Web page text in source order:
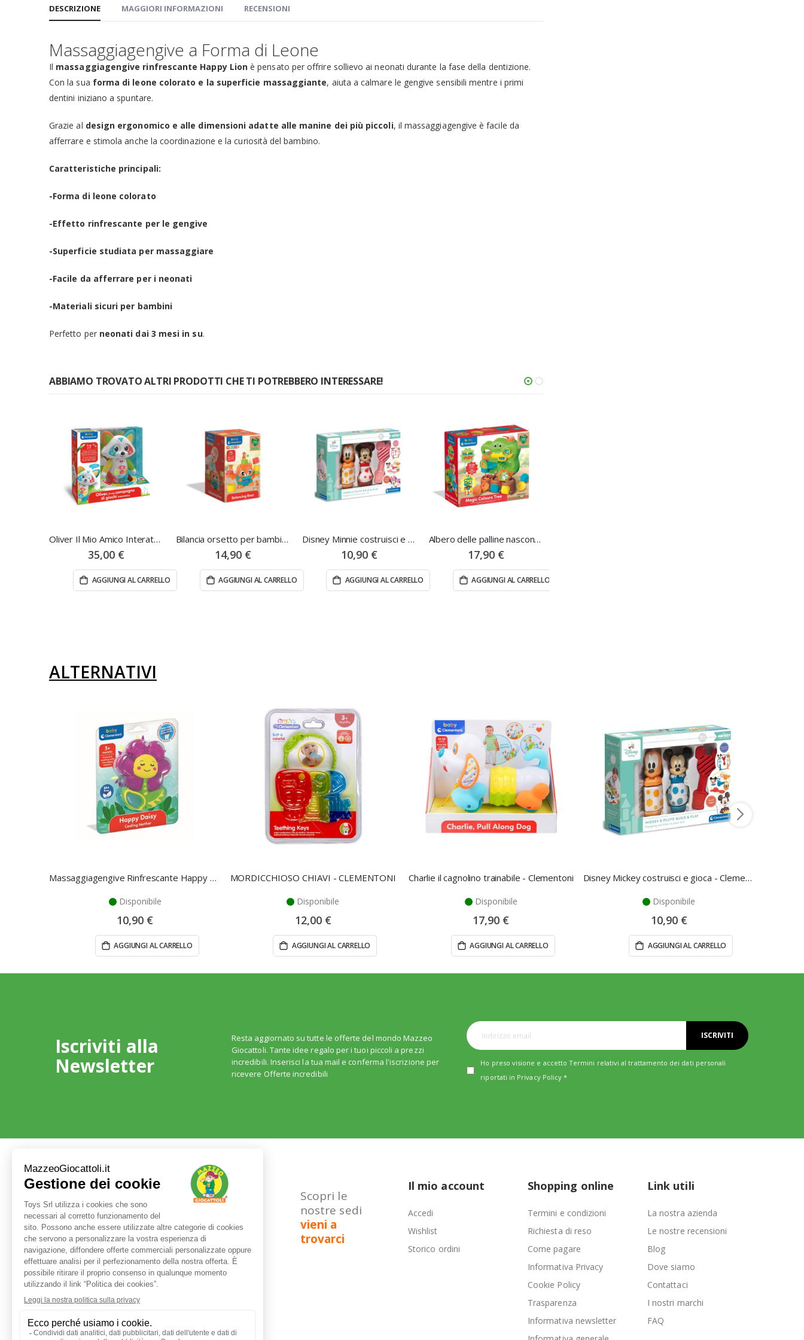
DESCRIZIONE
Massaggiagengive a Forma di Leone
Il massaggiagengive rinfrescante Happy Lion è pensato per offrire sollievo ai neonati durante la fase della dentizione.
Con la sua forma di leone colorato e la superficie massaggiante, aiuta a calmare le gengive sensibili mentre i primi
dentini iniziano a spuntare.
Grazie al design ergonomico e alle dimensioni adatte alle manine dei più piccoli, il massaggiagengive è facile da
afferrare e stimola anche la coordinazione e la curiosità del bambino.
Caratteristiche principali:
-Forma di leone colorato
-Effetto rinfrescante per le gengive
-Superficie studiata per massaggiare
-Facile da afferrare per i neonati
-Materiali sicuri per bambini
Perfetto per neonati dai 3 mesi in su.
MAGGIORI INFORMAZIONI RECENSIONI
ABBIAMO TROVATO ALTRI PRODOTTI CHE TI POTREBBERO INTERESSARE!
Oliver Il Mio Amico Interattivo - Clementoni
35,00 €
AGGIUNGI AL CARRELLO
Bilancia orsetto per bambini - Clementoni
14,90 €
AGGIUNGI AL CARRELLO
Disney Minnie costruisci e gioca - Clementoni
10,90 €
AGGIUNGI AL CARRELLO
Albero delle palline nascondine - Clementoni
17,90 €
AGGIUNGI AL CARRELLO
ALTERNATIVI
Massaggiagengive Rinfrescante Happy Daisy – Clementoni
Disponibile
10,90 €
AGGIUNGI AL CARRELLO
MORDICCHIOSO CHIAVI - CLEMENTONI
Disponibile
12,00 €
AGGIUNGI AL CARRELLO
Charlie il cagnolino trainabile - Clementoni
Disponibile
17,90 €
AGGIUNGI AL CARRELLO
Disney Mickey costruisci e gioca - Clementoni
Disponibile
10,90 €
AGGIUNGI AL CARRELLO
Iscriviti alla
Newsletter
Resta aggiornato su tutte le offerte del mondo Mazzeo
Giocattoli. Tante idee regalo per i tuoi piccoli a prezzi
incredibili. Inserisci la tua mail e conferma l'iscrizione per
ricevere Offerte incredibili
ISCRIVITI
Ho preso visione e accetto Termini relativi al trattamento dei dati personali
riportati in Privacy Policy *
Servizio clienti
TEL: +39 3480437875
9:00 - 17:30
E-MAIL:
shop@mazzeogiocattoli.it
Scopri le
nostre sedi
vieni a
trovarci
Il mio account
Accedi
Wishlist
Storico ordini
Shopping online
Termini e condizioni
Richiesta di reso
Come pagare
Informativa Privacy
Cookie Policy
Trasparenza
Informativa newsletter
Link utili
La nostra azienda
Le nostre recensioni
Blog
Dove siamo
Contattaci
I nostri marchi
FAQ